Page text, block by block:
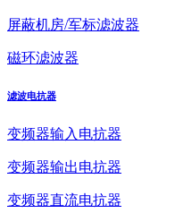
屏蔽机房/军标滤波器
磁环滤波器
滤波电抗器
变频器输入电抗器
变频器输出电抗器
变频器直流电抗器